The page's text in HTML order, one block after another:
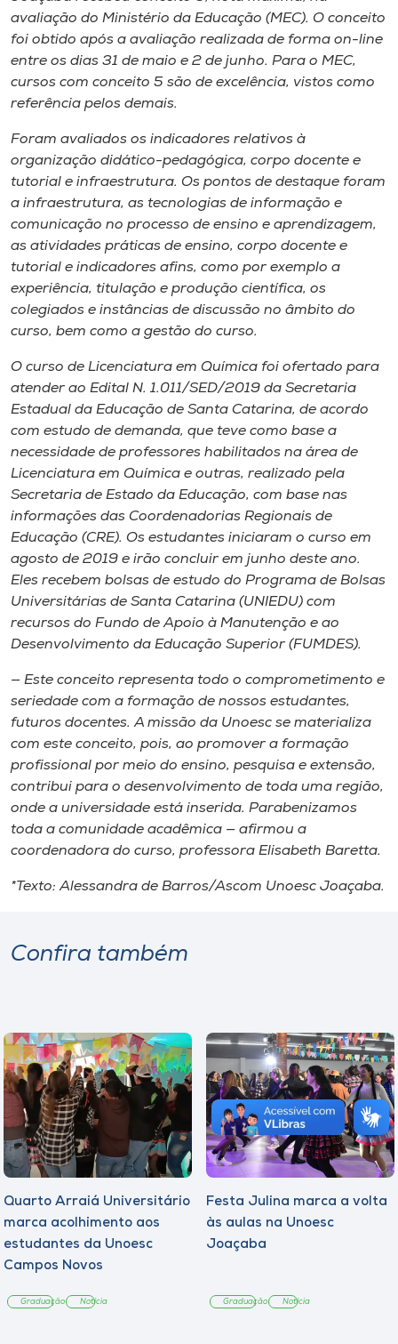
Editora
Rádio
Museu
Unoesc
Store
Selecione
o idioma
A+
A-
avaliação do Ministério da Educação (MEC). O conceito
foi obtido após a avaliação realizada de forma on-line
entre os dias 31 de maio e 2 de junho. Para o MEC,
cursos com conceito 5 são de excelência, vistos como
referência pelos demais.
Foram avaliados os indicadores relativos à
organização didático-pedagógica, corpo docente e
tutorial e infraestrutura. Os pontos de destaque foram
a infraestrutura, as tecnologias de informação e
comunicação no processo de ensino e aprendizagem,
as atividades práticas de ensino, corpo docente e
tutorial e indicadores afins, como por exemplo a
experiência, titulação e produção científica, os
colegiados e instâncias de discussão no âmbito do
curso, bem como a gestão do curso.
O curso de Licenciatura em Química foi ofertado para
atender ao Edital N. 1.011/SED/2019 da Secretaria
Estadual da Educação de Santa Catarina, de acordo
com estudo de demanda, que teve como base a
necessidade de professores habilitados na área de
Licenciatura em Química e outras, realizado pela
Secretaria de Estado da Educação, com base nas
informações das Coordenadorias Regionais de
Educação (CRE). Os estudantes iniciaram o curso em
agosto de 2019 e irão concluir em junho deste ano.
Eles recebem bolsas de estudo do Programa de Bolsas
Universitárias de Santa Catarina (UNIEDU) com
recursos do Fundo de Apoio à Manutenção e ao
Desenvolvimento da Educação Superior (FUMDES).
— Este conceito representa todo o comprometimento e
seriedade com a formação de nossos estudantes,
futuros docentes. A missão da Unoesc se materializa
com este conceito, pois, ao promover a formação
profissional por meio do ensino, pesquisa e extensão,
contribui para o desenvolvimento de toda uma região,
onde a universidade está inserida. Parabenizamos
toda a comunidade acadêmica — afirmou a
coordenadora do curso, professora Elisabeth Baretta.
*Texto: Alessandra de Barros/Ascom Unoesc Joaçaba.
Confira também
Quarto Arraiá Universitário
marca acolhimento aos
estudantes da Unoesc
Campos Novos
Graduação Notícia
Festa Julina marca a volta
às aulas na Unoesc
Joaçaba
Graduação Notícia